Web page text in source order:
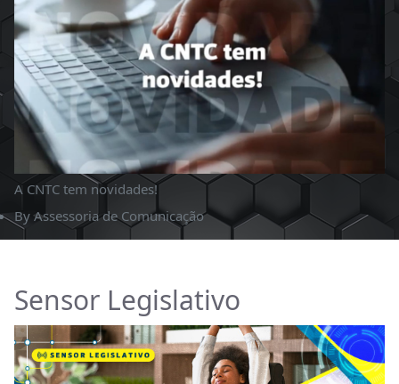
A CNTC tem novidades!
By Assessoria de Comunicação
Sensor Legislativo